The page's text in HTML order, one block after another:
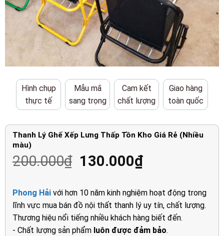
Hình chụp
thực tế
Mẫu mã
sang trọng
Cam kết
chất lượng
Giao hàng
toàn quốc
Thanh Lý Ghế Xếp Lưng Thấp Tồn Kho Giá Rẻ (Nhiều
màu)
200.000₫ Giá
là:
200.000₫.
130.000₫Giá
tại
là:
130.000₫.
Phong Hảivới hơn 10 năm kinh nghiệm hoạt động trong
lĩnh vực mua bán đồ nội thất thanh lý uy tín, chất lượng.
Thương hiệu nổi tiếng nhiều khách hàng biết đến.
- Chất lượng sản phẩm luôn được đảm bảo.